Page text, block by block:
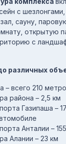
с шезлонгами,
сауну,
открытую
с
различных
– всего 210
района – 2,5 км
Газипаша –
Анталии –
Алании – 23 км